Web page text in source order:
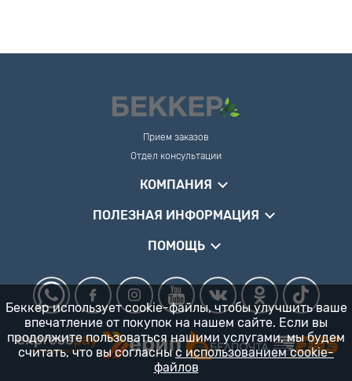
Прием заказов
Отдел консультации
КОМПАНИЯ
ПОЛЕЗНАЯ ИНФОРМАЦИЯ
ПОМОЩЬ
Беккер использует cookie-файлы, чтобы улучшить ваше
впечатление от покупок на нашем сайте. Если вы
продолжите пользоваться нашими услугами, мы будем
считать, что вы согласны с использованием cookie-
файлов